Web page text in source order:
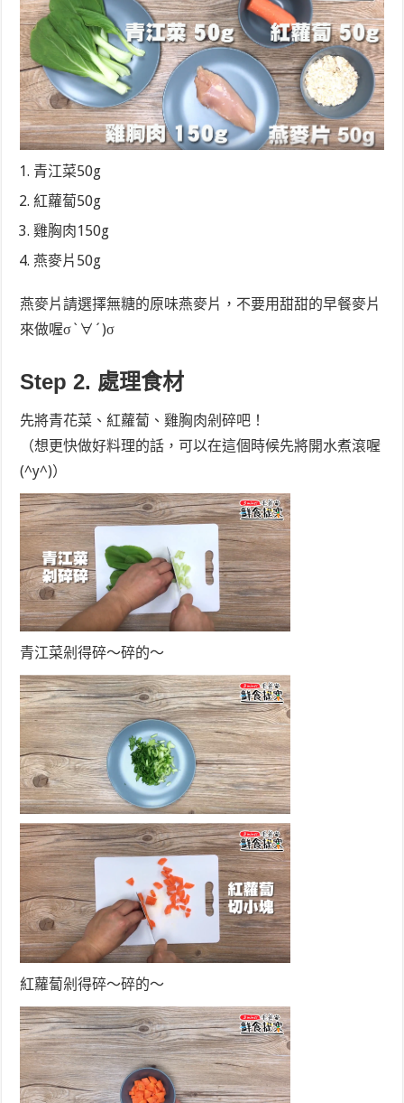
青江菜50g
紅蘿蔔50g
雞胸肉150g
燕麥片50g
燕麥片請選擇無糖的原味燕麥片，不要用甜甜的早餐麥片
來做喔σ`∀´)σ
Step 2. 處理食材
先將青花菜、紅蘿蔔、雞胸肉剁碎吧！
（想更快做好料理的話，可以在這個時候先將開水煮滾喔
(^y^)）
青江菜剁得碎～碎的～
紅蘿蔔剁得碎～碎的～